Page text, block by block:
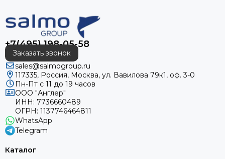
+7(495) 198-05-58
Заказать звонок
sales@salmogroup.ru
117335, Россия, Москва, ул. Вавилова 79к1, оф. 3-0
Пн-Пт с 11 до 19 часов
ООО "Англер"
ИНН: 7736660489
ОГРН: 1137746464811
WhatsApp
Telegram
Каталог